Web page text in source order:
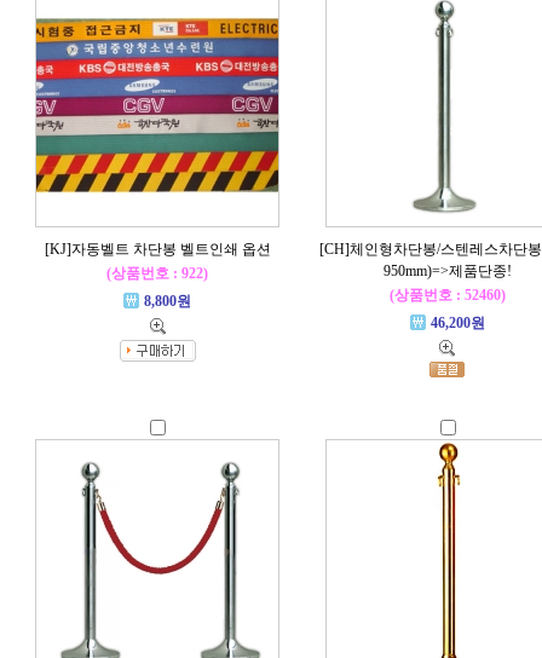
[KJ]자동벨트 차단봉 벨트인쇄 옵션
(상품번호 : 922)
8,800원
[CH]체인형차단봉/스텐레스차단
950mm)=>제품단종!
(상품번호 : 52460)
46,200원